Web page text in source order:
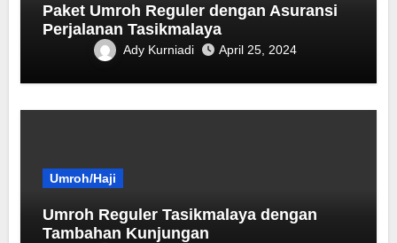
Paket Umroh Reguler dengan Asuransi
Perjalanan Tasikmalaya
Ady Kurniadi April 25, 2024
Umroh/Haji
Umroh Reguler Tasikmalaya dengan
Tambahan Kunjungan